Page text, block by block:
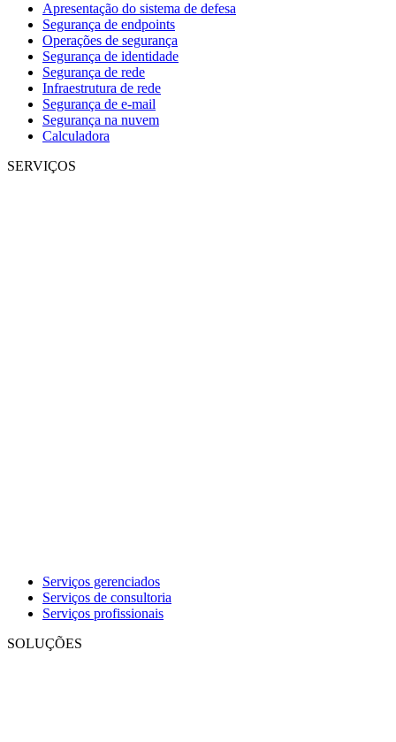
Apresentação do sistema de defesa
Segurança de endpoints
Operações de segurança
Segurança de identidade
Segurança de rede
Infraestrutura de rede
Segurança de e-mail
Segurança na nuvem
Calculadora
SERVIÇOS
Serviços gerenciados
Serviços de consultoria
Serviços profissionais
SOLUÇÕES